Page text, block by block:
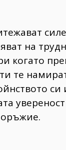
на
когато
те